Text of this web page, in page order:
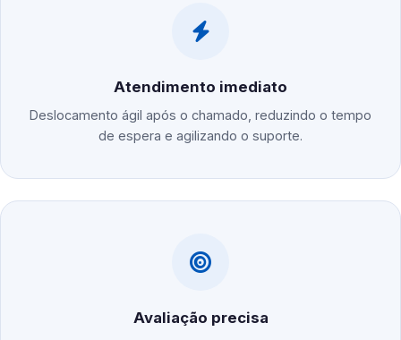
Atendimento imediato
Deslocamento ágil após o chamado, reduzindo o tempo
de espera e agilizando o suporte.
Avaliação precisa